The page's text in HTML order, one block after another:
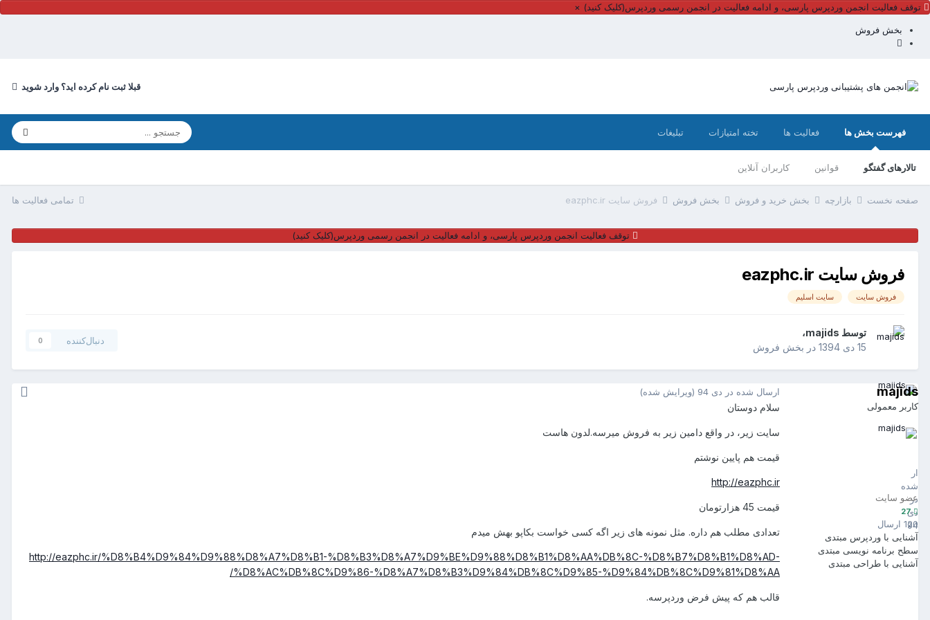
توقف فعالیت انجمن وردپرس پارسی، و ادامه فعالیت در انجمن رسمی وردپرس(کلیک کنید) ×
بخش فروش
قبلا ثبت نام کرده اید؟ وارد شوید
فهرست بخش ها
تالارهای گفتگو قوانین کاربران آنلاین
فعالیت ها تخته امتیازات تبلیغات
تمامی فعالیت ها صفحه نخست بازارچه بخش خرید و فروش بخش فروش فروش سایت eazphc.ir
توقف فعالیت انجمن وردپرس پارسی، و ادامه فعالیت در انجمن رسمی وردپرس(کلیک کنید)
فروش سایت eazphc.ir
فروش سایت سایت اسلیم
توسط majids،
15 دی 1394
در بخش فروش
دنبال‌کننده 0
ارسال
شده
در
دی
94
majids
کاربر معمولی
عضو سایت
27
120 ارسال
آشنایی با وردپرس مبتدی
سطح برنامه نویسی مبتدی
آشنایی با طراحی مبتدی
ارسال شده در دی 94 (ویرایش شده)
سلام دوستان
سایت زیر، در واقع دامین زیر به فروش میرسه.لدون هاست
قیمت هم پایین نوشتم
http://eazphc.ir
قیمت 45 هزارتومان
تعدادی مطلب هم داره. مثل نمونه های زیر اگه کسی خواست بکاپو بهش میدم
http://eazphc.ir/%D8%B4%D9%84%D9%88%D8%A7%D8%B1-%D8%B3%D8%A7%D9%BE%D9%88%D8%B1%D8%AA%DB%8C-%D8%B7%D8%B1%D8%AD-
%D8%AC%DB%8C%D9%86-%D8%A7%D8%B3%D9%84%DB%8C%D9%85-%D9%84%DB%8C%D9%81%D8%AA/
قالب هم که پیش فرض وردپرسه.